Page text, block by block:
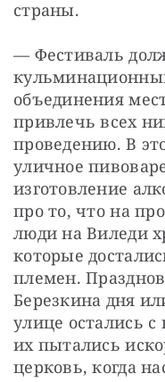
страны.
— Фестиваль
объединения
привлечь всех
проведению. В
уличное
изготовление
про то, что на
люди на Виледи
которые
племен.
Березкина дня
улице остались
их пытались
церковь, когда